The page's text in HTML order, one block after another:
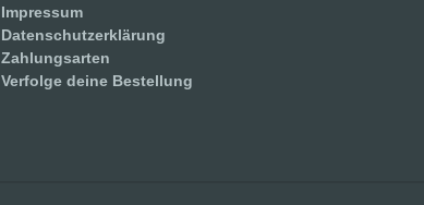
Impressum
Datenschutzerklärung
Zahlungsarten
Verfolge deine Bestellung